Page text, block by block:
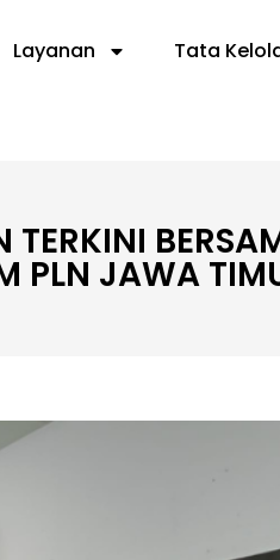
Layanan Tata
TERKINI
PLN JAWA